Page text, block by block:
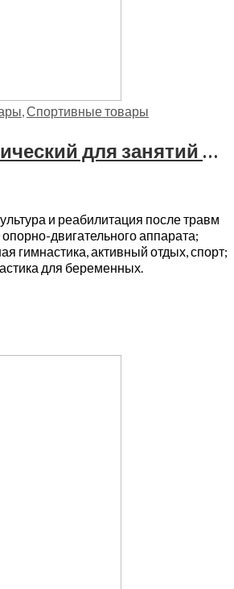
Спортивные товары
Мяч гимнастический для занятий ЛФК фитбол Trives (диаметр 55 см), М 255 желтый
и реабилитация после травм
двигательного аппарата;
гимнастика, активный отдых, спорт;
для беременных.